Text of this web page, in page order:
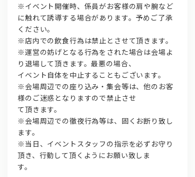
※イベント開催時、係員がお客様の肩や腕など
に触れて誘導する場合があります。予めご了承
ください。
※店内での飲食行為は禁止とさせて頂きます。
※運営の妨げとなる行為をされた場合は会場よ
り退場して頂きます。最悪の場合、
イベント自体を中止することもございます。
※会場周辺での座り込み・集会等は、他のお客
様のご迷惑となりますので禁止させ
て頂きます。
※会場周辺での徹夜行為等は、固くお断り致し
ます。
※当日、イベントスタッフの指示を必ずお守り
頂き、行動して頂くようにお願い致しま
す。